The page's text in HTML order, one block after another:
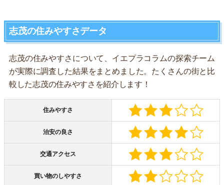
志茂の住みやすさデータ
志茂の住みやすさについて、イエプラコラムの探索チーム
が実際に調査した結果をまとめました。たくさんの街と比
較した志茂の住みやすさを紹介します！
住みやすさ
治安の良さ
交通アクセス
買い物のしやすさ